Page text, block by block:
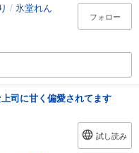
/ 氷堂れん
フォロー
司に甘く偏愛されてます
試し読み